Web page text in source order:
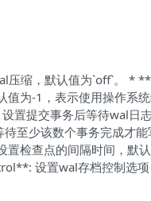
缩，默认值为`off`。 *
为-1，表示使用操作系
提交事务后等待wal日
至少该数个事务完成才
检查点的间隔时间，默
设置wal存档控制选项